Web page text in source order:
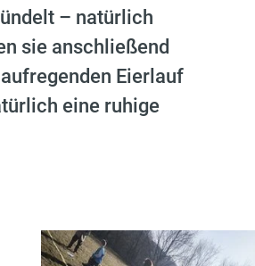
– natürlich
sie anschließend
Eierlauf
eine ruhige